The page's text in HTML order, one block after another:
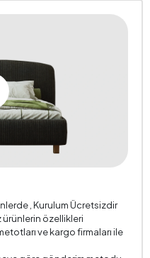
, Kurulum Ücretsizdir
ürünlerin özellikleri
ve kargo firmaları ile